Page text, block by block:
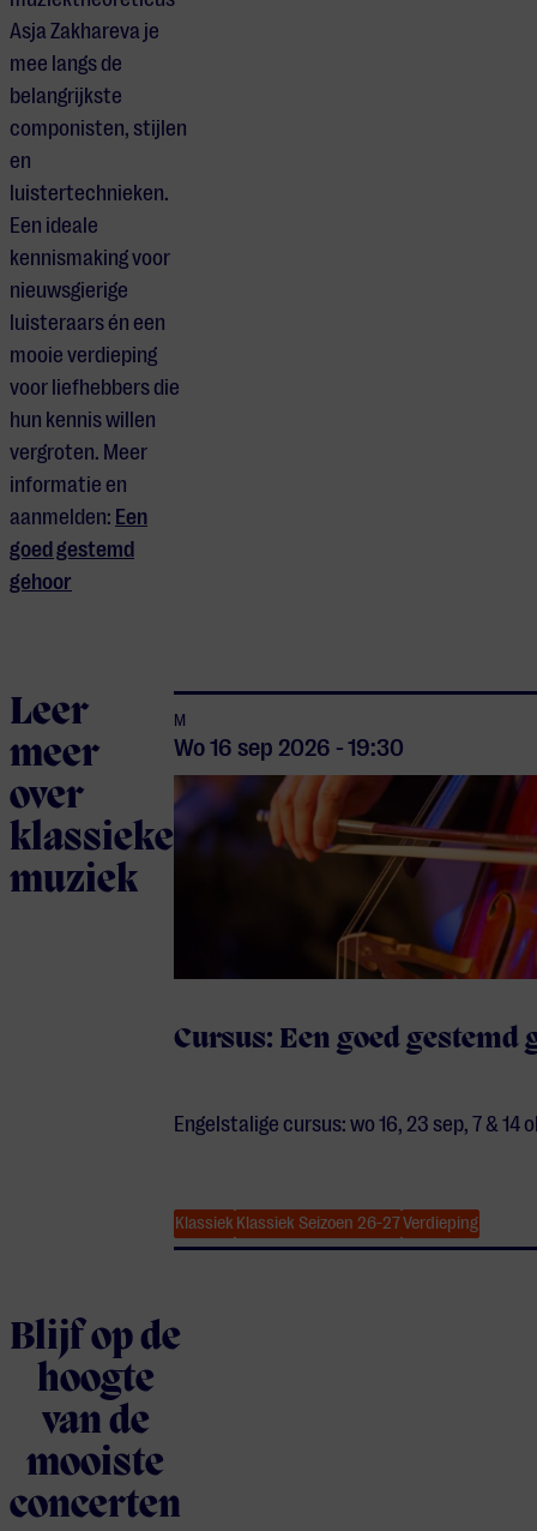
Asja Zakhareva je
mee langs de
belangrijkste
componisten, stijlen
en
luistertechnieken.
Een ideale
kennismaking voor
nieuwsgierige
luisteraars én een
mooie verdieping
voor liefhebbers die
hun kennis willen
vergroten. Meer
informatie en
aanmelden: Een
goed gestemd
gehoor
Leer
meer
over
klassieke
muziek
M
Wo 16 sep 2026 -19:30
Cursus: Een goed gestemd
Engelstalige cursus: wo 16, 23 sep, 7 & 14
Klassiek Klassiek Seizoen 26-27Verdieping
Blijf op de
hoogte
van de
mooiste
concerten